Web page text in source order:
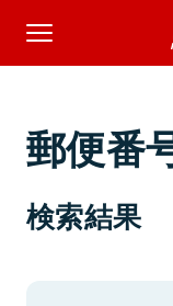
郵便番
検索結果